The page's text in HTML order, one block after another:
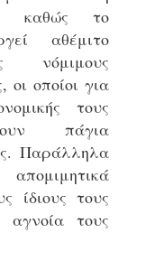
καθώς το
αθέμιτο
νόμιμους
οι οποίοι για
τους
πάγια
Παράλληλα
ίδιους τους
αγνοία τους
03-2026 η
Εκπαίδευση -
προσωπικού της
16458 με
του ειδικού
των